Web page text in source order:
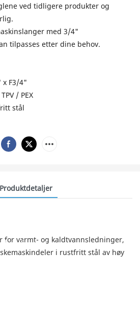
ved tidligere produkter og
med 3/4"
tilpasses etter dine behov.
x F3/4"
/ PEX
stål
Produktdetaljer